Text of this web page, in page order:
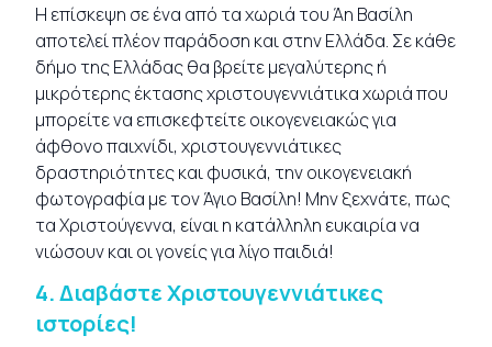
Η επίσκεψη σε ένα από τα χωριά του Άη Βασίλη
αποτελεί πλέον παράδοση και στην Ελλάδα. Σε κάθε
δήμο της Ελλάδας θα βρείτε μεγαλύτερης ή
μικρότερης έκτασης χριστουγεννιάτικα χωριά που
μπορείτε να επισκεφτείτε οικογενειακώς για
άφθονο παιχνίδι, χριστουγεννιάτικες
δραστηριότητες και φυσικά, την οικογενειακή
φωτογραφία με τον Άγιο Βασίλη! Μην ξεχνάτε, πως
τα Χριστούγεννα, είναι η κατάλληλη ευκαιρία να
νιώσουν και οι γονείς για λίγο παιδιά!
4.Διαβάστε Χριστουγεννιάτικες
ιστορίες!